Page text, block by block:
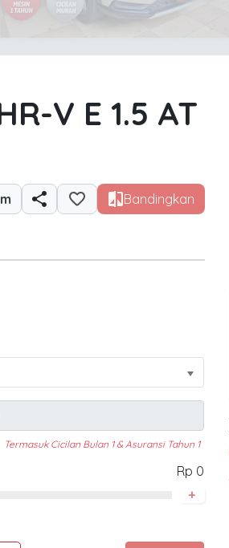
V E 1.5 AT
Bandingkan
Termasuk Cicilan Bulan 1 & Asuransi Tahun 1
Rp 0
+